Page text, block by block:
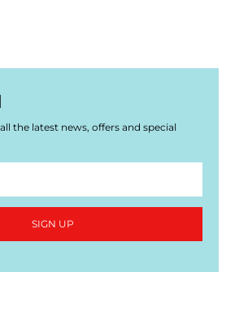
the latest news, offers and special
SIGN UP